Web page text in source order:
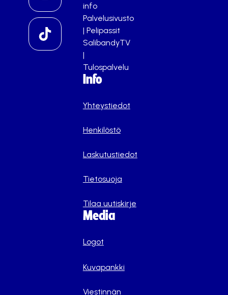
info
Palvelusivusto
| Pelipassit
SalibandyTV
|
Tulospalvelu
Info
Yhteystiedot
Henkilöstö
Laskutustiedot
Tietosuoja
Tilaa uutiskirje
Media
Logot
Kuvapankki
Viestinnän